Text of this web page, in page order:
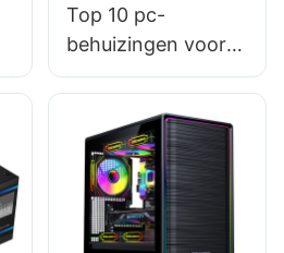
Top 10 pc-
behuizingen voor
high-end builds